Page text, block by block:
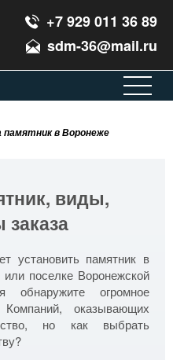
Воронеж
+7 929 011 36 89
sdm-36@mail.ru
в Воронеже
виды,
установить памятник в
поселке Воронежской
огромное
оказывающих
но как выбрать